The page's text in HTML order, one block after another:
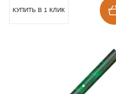
КУПИТЬ В 1 КЛИК